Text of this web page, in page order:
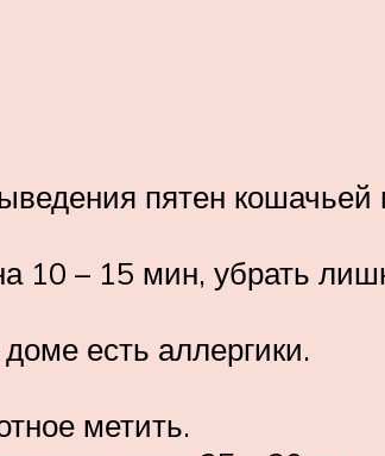
пятен кошачьей
10 – 15 мин, убрать
есть аллергики.
метить.